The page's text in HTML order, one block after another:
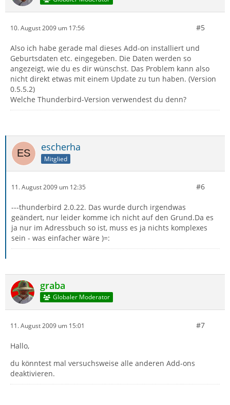
10. August 2009 um 17:56 #5
Also ich habe gerade mal dieses Add-on installiert und
Geburtsdaten etc. eingegeben. Die Daten werden so
angezeigt, wie du es dir wünschst. Das Problem kann also
nicht direkt etwas mit einem Update zu tun haben. (Version
0.5.5.2)
Welche Thunderbird-Version verwendest du denn?
escherha
Mitglied
11. August 2009 um 12:35 #6
---thunderbird 2.0.22. Das wurde durch irgendwas
geändert, nur leider komme ich nicht auf den Grund.Da es
ja nur im Adressbuch so ist, muss es ja nichts komplexes
sein - was einfacher wäre )=:
graba
Globaler Moderator
11. August 2009 um 15:01 #7
Hallo,
du könntest mal versuchsweise alle anderen Add-ons
deaktivieren.